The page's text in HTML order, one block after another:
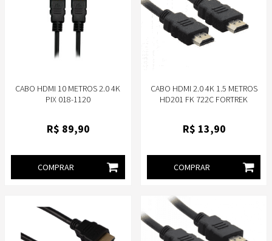
CABO HDMI 10 METROS 2.0 4K
PIX 018-1120
R$ 89,90
COMPRAR
CABO HDMI 2.0 4K 1.5 METROS
HD201 FK 722C FORTREK
R$ 13,90
COMPRAR